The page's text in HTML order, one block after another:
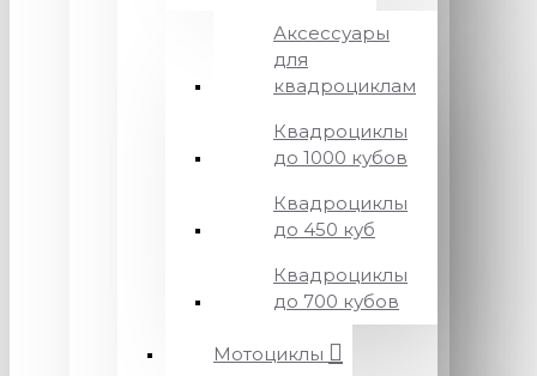
Аксессуары
для
квадроциклам
Квадроциклы
до 1000 кубов
Квадроциклы
до 450 куб
Квадроциклы
до 700 кубов
Мотоциклы